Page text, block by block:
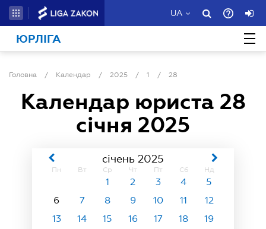
UA
ЮРЛІГА
Головна / Календар / 2025 / 1 / 28
Календар юриста 28
січня 2025
січень 2025
Пн Вт Ср Чт Пт Сб Нд
1 2 3 4
5
6
7 8 9 10 11
12
13
14 15 16 17 18
19